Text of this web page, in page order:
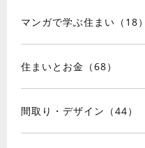
マンガで学ぶ住まい（18）
住まいとお金（68）
間取り・デザイン（44）